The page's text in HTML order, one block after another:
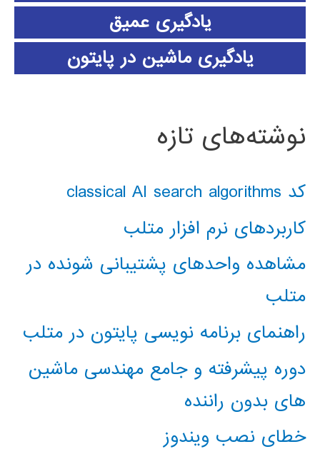
یادگیری عمیق
یادگیری ماشین در پایتون
نوشته‌های تازه
کد classical AI search algorithms
کاربردهای نرم افزار متلب
مشاهده واحدهای پشتیبانی شونده در
متلب
راهنمای برنامه نویسی پایتون در متلب
دوره پیشرفته و جامع مهندسی ماشین
های بدون راننده
خطای نصب ویندوز